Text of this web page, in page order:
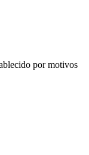
por motivos